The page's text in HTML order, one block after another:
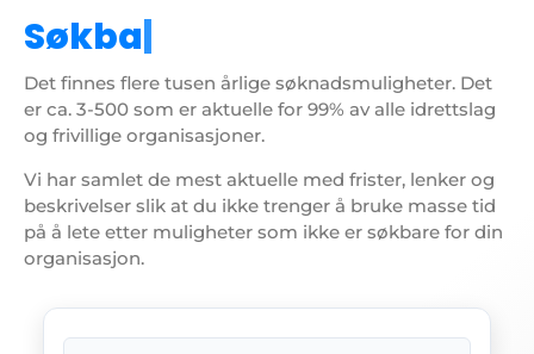
Søkba
Det finnes flere tusen årlige søknadsmuligheter. Det
er ca. 3-500 som er aktuelle for 99% av alle idrettslag
og frivillige organisasjoner.
Vi har samlet de mest aktuelle med frister, lenker og
beskrivelser slik at du ikke trenger å bruke masse tid
på å lete etter muligheter som ikke er søkbare for din
organisasjon.